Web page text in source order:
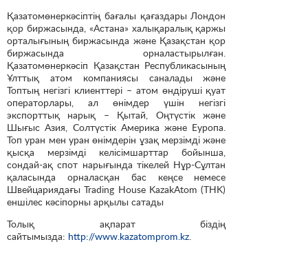
Қазатомөнеркәсіптің бағалы қағаздары Лондон
қор биржасында, «Астана» халықаралық қаржы
орталығының биржасында және Қазақстан қор
биржасында орналастырылған.
Қазатомөнеркәсіп Қазақстан Республикасының
Ұлттық атом компаниясы саналады және
Топтың негізгі клиенттері – атом өндіруші қуат
операторлары, ал өнімдер үшін негізгі
экспорттық нарық – Қытай, Оңтүстік және
Шығыс Азия, Солтүстік Америка және Еуропа.
Топ уран мен уран өнімдерін ұзақ мерзімді және
қысқа мерзімді келісімшарттар бойынша,
сондай-ақ спот нарығында тікелей Нұр-Сұлтан
қаласында орналасқан бас кеңсе немесе
Швейцариядағы Trading House KazakAtom (THK)
еншілес кәсіпорны арқылы сатады
Толық ақпарат біздің
сайтымызда: http://www.kazatomprom.kz